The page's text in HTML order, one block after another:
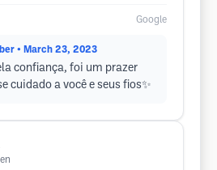
Google
• March 23, 2023
confiança, foi um prazer
cuidado a você e seus fios✨